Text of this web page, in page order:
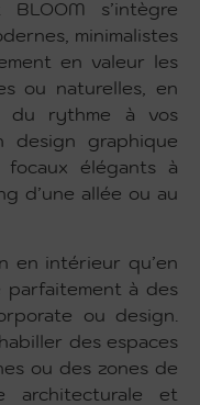
s’intègre
minimalistes
en valeur les
ou naturelles, en
du rythme à vos
design graphique
élégants à
d’une allée ou au
en intérieur qu’en
parfaitement à des
ou design.
des espaces
ou des zones de
architecturale et